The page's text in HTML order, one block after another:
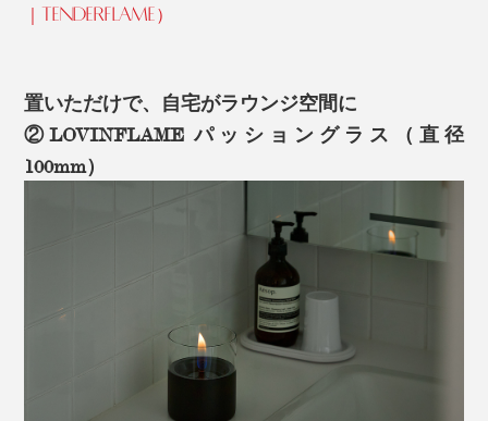
｜TENDERFLAME）
置いただけで、自宅がラウンジ空間に
②LOVINFLAME パッショングラス（直径
100mm）